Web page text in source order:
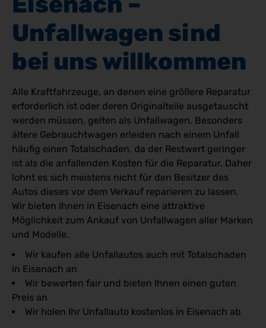
Unfallwagen sind
bei uns willkommen
Alle Kraftfahrzeuge, an denen eine größere Reparatur
erforderlich ist oder deren Originalteile ausgetauscht
werden müssen, gelten als Unfallwagen. Besonders
ältere Gebrauchtwagen erleiden nach einem Unfall
häufig einen Totalschaden, da der Restwert geringer
ist als die anfallenden Kosten für die Reparatur. Daher
lohnt es sich meistens nicht für den Besitzer des
Autos dieses vor dem Verkauf reparieren zu lassen.
Wir bieten Ihnen in Eisenach eine attraktive
Möglichkeit zum Ankauf von Unfallwagen aller Marken
und Modelle.
Wir kaufen alle Unfallautos auch mit Totalschaden
in Eisenach an
Wir bewerten fair und bieten Ihnen einen guten
Preis an
Wir holen Ihr Unfallauto kostenlos in Eisenach ab